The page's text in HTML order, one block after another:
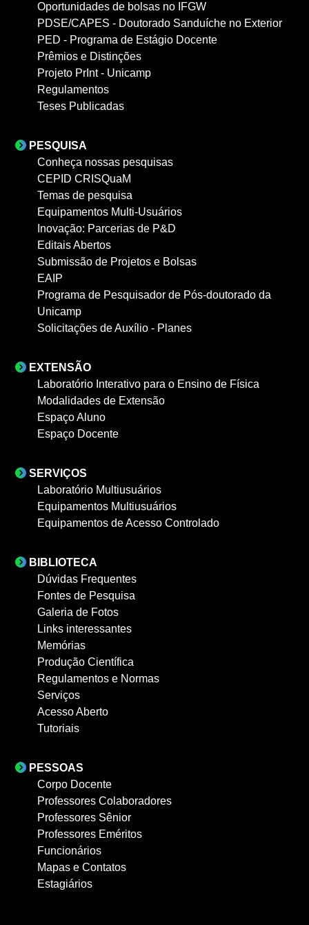
Oportunidades de bolsas no IFGW
PDSE/CAPES - Doutorado Sanduíche no Exterior
PED - Programa de Estágio Docente
Prêmios e Distinções
Projeto PrInt - Unicamp
Regulamentos
Teses Publicadas
PESQUISA
Conheça nossas pesquisas
CEPID CRISQuaM
Temas de pesquisa
Equipamentos Multi-Usuários
Inovação: Parcerias de P&D
Editais Abertos
Submissão de Projetos e Bolsas
EAIP
Programa de Pesquisador de Pós-doutorado da
Unicamp
Solicitações de Auxílio - Planes
EXTENSÃO
Laboratório Interativo para o Ensino de Física
Modalidades de Extensão
Espaço Aluno
Espaço Docente
SERVIÇOS
Laboratório Multiusuários
Equipamentos Multiusuários
Equipamentos de Acesso Controlado
BIBLIOTECA
Dúvidas Frequentes
Fontes de Pesquisa
Galeria de Fotos
Links interessantes
Memórias
Produção Científica
Regulamentos e Normas
Serviços
Acesso Aberto
Tutoriais
PESSOAS
Corpo Docente
Professores Colaboradores
Professores Sênior
Professores Eméritos
Funcionários
Mapas e Contatos
Estagiários